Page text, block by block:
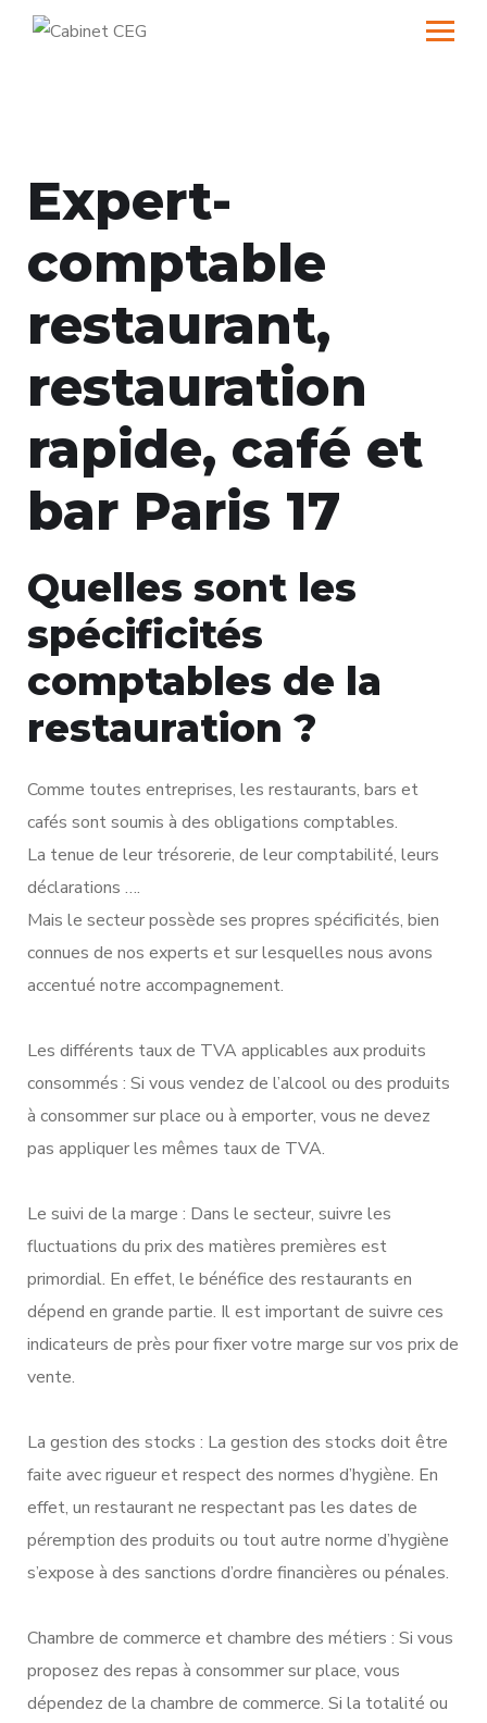
Expert-
comptable
restaurant,
restauration
rapide, café et
bar Paris 17
Quelles sont les
spécificités
comptables de la
restauration ?
Comme toutes entreprises, les restaurants, bars et
cafés sont soumis à des obligations comptables.
La tenue de leur trésorerie, de leur comptabilité, leurs
déclarations ….
Mais le secteur possède ses propres spécificités, bien
connues de nos experts et sur lesquelles nous avons
accentué notre accompagnement.
Les différents taux de TVA applicables aux produits
consommés : Si vous vendez de l’alcool ou des produits
à consommer sur place ou à emporter, vous ne devez
pas appliquer les mêmes taux de TVA.
Le suivi de la marge : Dans le secteur, suivre les
fluctuations du prix des matières premières est
primordial. En effet, le bénéfice des restaurants en
dépend en grande partie. Il est important de suivre ces
indicateurs de près pour fixer votre marge sur vos prix de
vente.
La gestion des stocks : La gestion des stocks doit être
faite avec rigueur et respect des normes d’hygiène. En
effet, un restaurant ne respectant pas les dates de
péremption des produits ou tout autre norme d’hygiène
s’expose à des sanctions d’ordre financières ou pénales.
Chambre de commerce et chambre des métiers : Si vous
proposez des repas à consommer sur place, vous
dépendez de la chambre de commerce. Si la totalité ou